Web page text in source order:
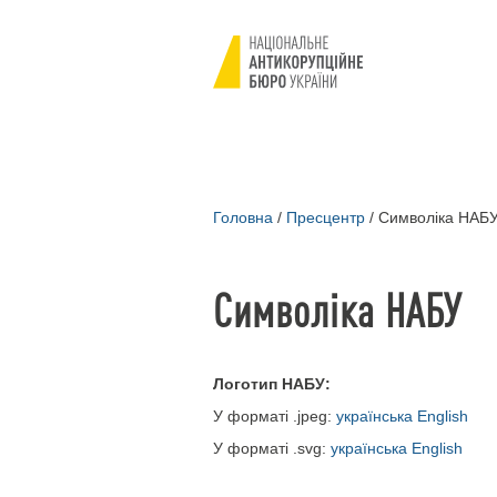
Головна / Пресцентр / Cимволіка
Cимволіка НАБУ
Логотип НАБУ:
У форматі .jpeg: українська English
У форматі .svg: українська English